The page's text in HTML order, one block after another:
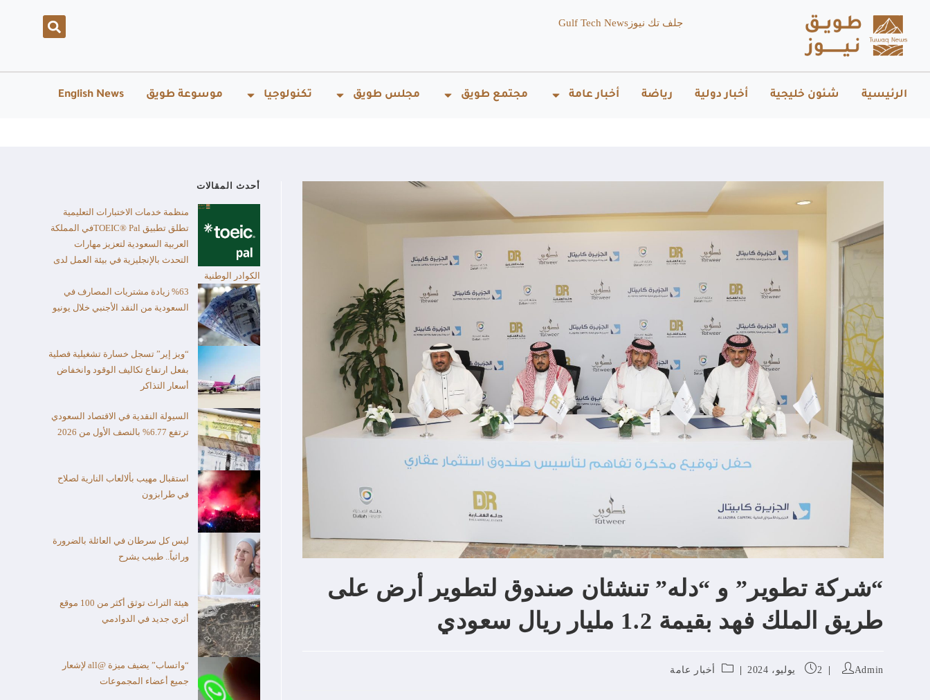
جلف تك نيوز Gulf Tech News
الرئيسية شئون خليجية أخبار دولية رياضة أخبار عامة مجتمع طويق مجلس طويق تكنولوجيا موسوعة طويق English News
“شركة تطوير” و “دله” تنشئان صندوق لتطوير أرض على
طريق الملك فهد بقيمة 1.2 مليار ريال سعودي
Admin 2 يوليو، 2024 أخبار عامة
أحدث المقالات
منظمة خدمات الاختبارات التعليمية
تطلق تطبيق TOEIC® Palفي المملكة
العربية السعودية لتعزيز مهارات
التحدث بالإنجليزية في بيئة العمل لدى
الكوادر الوطنية
%63 زيادة مشتريات المصارف في
السعودية من النقد الأجنبي خلال يونيو
“ويز إير” تسجل خسارة تشغيلية فصلية
بفعل ارتفاع تكاليف الوقود وانخفاض
أسعار التذاكر
السيولة النقدية في الاقتصاد السعودي
ترتفع 6.77% بالنصف الأول من 2026
استقبال مهيب بألالعاب النارية لصلاح
في طرابزون
ليس كل سرطان في العائلة بالضرورة
وراثياً.. طبيب يشرح
هيئة التراث توثق أكثر من 100 موقع
أثري جديد في الدوادمي
“واتساب” يضيف ميزة @all لإشعار
جميع أعضاء المجموعات